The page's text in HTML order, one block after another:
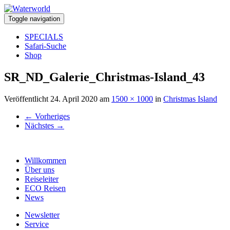
Toggle navigation
SPECIALS
Safari-Suche
Shop
SR_ND_Galerie_Christmas-Island_43
Veröffentlicht 24. April 2020 am 1500 × 1000 in Christmas Island
← Vorheriges
Nächstes →
Willkommen
Über uns
Reiseleiter
ECO Reisen
News
Newsletter
Service